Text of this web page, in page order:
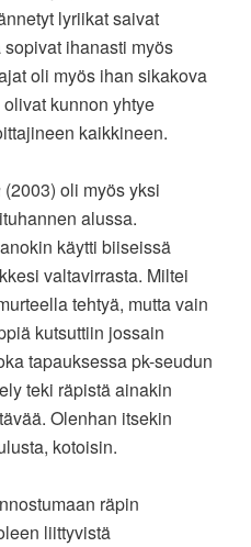
lyriikat saivat
ihanasti myös
oli myös ihan sikakova
kunnon yhtye
kaikkineen.
(2003) oli myös yksi
alussa.
käytti biiseissä
valtavirrasta. Miltei
tehtyä, mutta vain
kutsuttiin jossain
tapauksessa pk-seudun
teki räpistä ainakin
Olenhan itsekin
kotoisin.
räpin
liittyvistä